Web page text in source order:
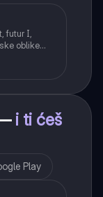
futur I,
oblike
vid
i ti ćeš
Play